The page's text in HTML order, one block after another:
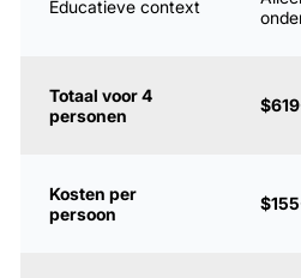
Educatieve context
Totaal voor 4
personen
Kosten per
persoon